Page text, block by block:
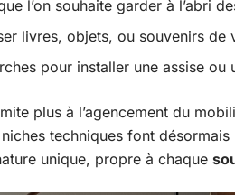
l’on souhaite garder à l’abri
livres, objets, ou souvenirs de
pour installer une assise ou
plus à l’agencement du
techniques font
unique, propre à chaque